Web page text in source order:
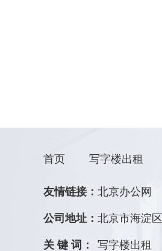
首页 写字楼出租
友情链接： 北京办公网
公司地址： 北京市海淀
关 键 词： 写字楼出租